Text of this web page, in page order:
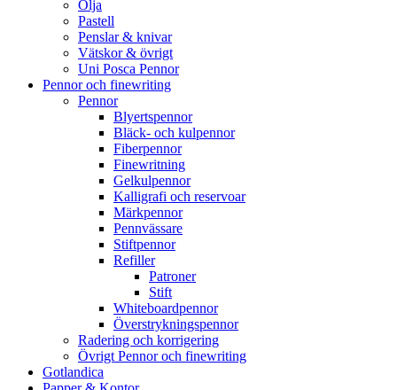
Olja
Pastell
Penslar & knivar
Vätskor & övrigt
Uni Posca Pennor
Pennor och finewriting
Pennor
Blyertspennor
Bläck- och kulpennor
Fiberpennor
Finewritning
Gelkulpennor
Kalligrafi och reservoar
Märkpennor
Pennvässare
Stiftpennor
Refiller
Patroner
Stift
Whiteboardpennor
Överstrykningspennor
Radering och korrigering
Övrigt Pennor och finewriting
Gotlandica